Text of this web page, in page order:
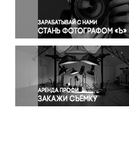
Правосудие
Происшествия и конфликты
Религия
Светская жизнь
Спорт
Экология
Экономика и бизнес